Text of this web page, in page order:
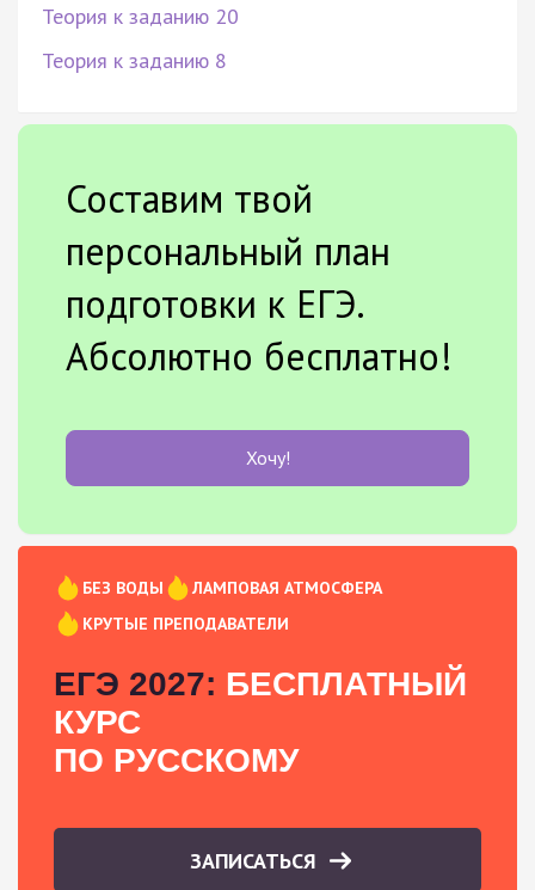
Теория к заданию 20
Теория к заданию 8
Составим твой
персональный план
подготовки к ЕГЭ.
Абсолютно бесплатно!
Хочу!
БЕЗ ВОДЫ
ЛАМПОВАЯ АТМОСФЕРА
КРУТЫЕ ПРЕПОДАВАТЕЛИ
ЕГЭ 2027: БЕСПЛАТНЫЙ
КУРС
ПО РУССКОМУ
ЗАПИСАТЬСЯ